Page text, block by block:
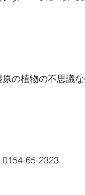
の植物の不思議
0154-65-2323